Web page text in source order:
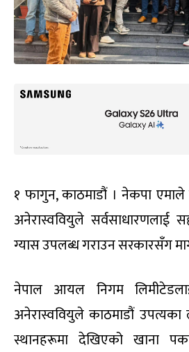
१ फागुन, काठमाडौं । नेकपा एमाले
अनेरास्ववियुले सर्वसाधारणलाई
ग्यास उपलब्ध गराउन सरकारसँग
नेपाल आयल निगम
अनेरास्ववियुले काठमाडौं उपत्यका
स्थानहरूमा देखिएको खाना